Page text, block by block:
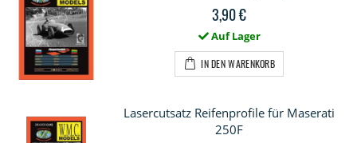
3,90 €
Auf Lager
IN DEN WARENKORB
Lasercutsatz Reifenprofile für Maserati
250F